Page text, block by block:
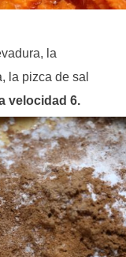
la
la pizca de sal
velocidad 6.